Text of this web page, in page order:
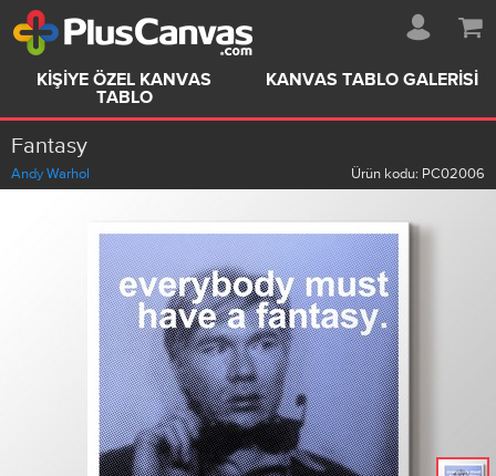
KIŞIYE ÖZEL KANVAS
TABLO
KANVAS TABLO GALERISI
Fantasy
Andy Warhol Ürün kodu: PC02006